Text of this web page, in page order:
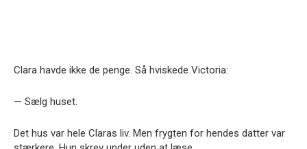
Clara havde ikke de penge. Så hviskede Victoria:
— Sælg huset.
Det hus var hele Claras liv. Men frygten for hendes datter var